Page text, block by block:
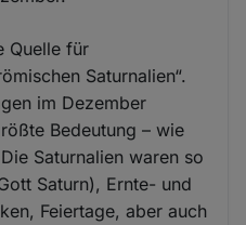
Quelle für
Saturnalien“.
im Dezember
Bedeutung – wie
Saturnalien waren so
Saturn), Ernte- und
Feiertage, aber auch